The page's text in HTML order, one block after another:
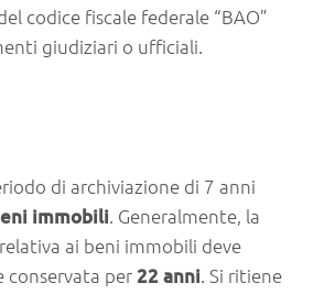
codice fiscale federale “BAO”
giudiziari o ufficiali.
di archiviazione di 7 anni
immobili. Generalmente, la
ai beni immobili deve
conservata per 22 anni. Si ritiene